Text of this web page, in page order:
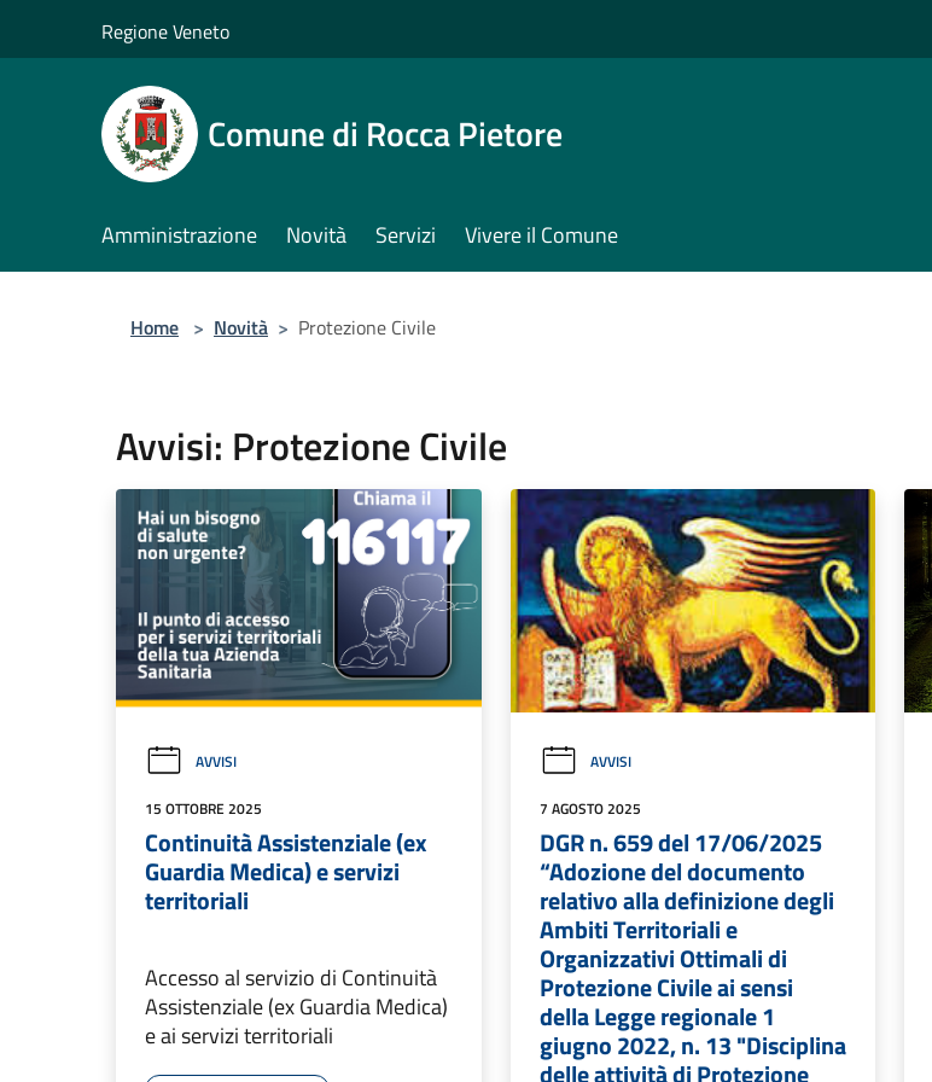
Regione Veneto
Comune di Rocca Pietore
Amministrazione Novità Servizi Vivere il Comune
Home > Novità > Protezione Civile
Avvisi: Protezione Civile
AVVISI
15 OTTOBRE 2025
Continuità Assistenziale (ex
Guardia Medica) e servizi
territoriali
Accesso al servizio di Continuità
Assistenziale (ex Guardia Medica)
e ai servizi territoriali
AVVISI
7 AGOSTO 2025
DGR n. 659 del 17/06/2025
“Adozione del documento
relativo alla definizione degli
Ambiti Territoriali e
Organizzativi Ottimali di
Protezione Civile ai sensi
della Legge regionale 1
giugno 2022, n. 13 "Disciplina